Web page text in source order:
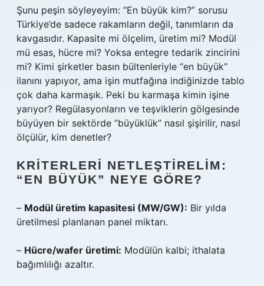
Şunu peşin söyleyeyim: “En büyük kim?” sorusu
Türkiye’de sadece rakamların değil, tanımların da
kavgasıdır. Kapasite mi ölçelim, üretim mi? Modül
mü esas, hücre mi? Yoksa entegre tedarik zincirini
mi? Kimi şirketler basın bültenleriyle “en büyük”
ilanını yapıyor, ama işin mutfağına indiğinizde tablo
çok daha karmaşık. Peki bu karmaşa kimin işine
yarıyor? Regülasyonların ve teşviklerin gölgesinde
büyüyen bir sektörde “büyüklük” nasıl şişirilir, nasıl
ölçülür, kim denetler?
KRITERLERI NETLEŞTIRELIM:
“EN BÜYÜK” NEYE GÖRE?
– Modül üretim kapasitesi (MW/GW): Bir yılda
üretilmesi planlanan panel miktarı.
– Hücre/wafer üretimi: Modülün kalbi; ithalata
bağımlılığı azaltır.